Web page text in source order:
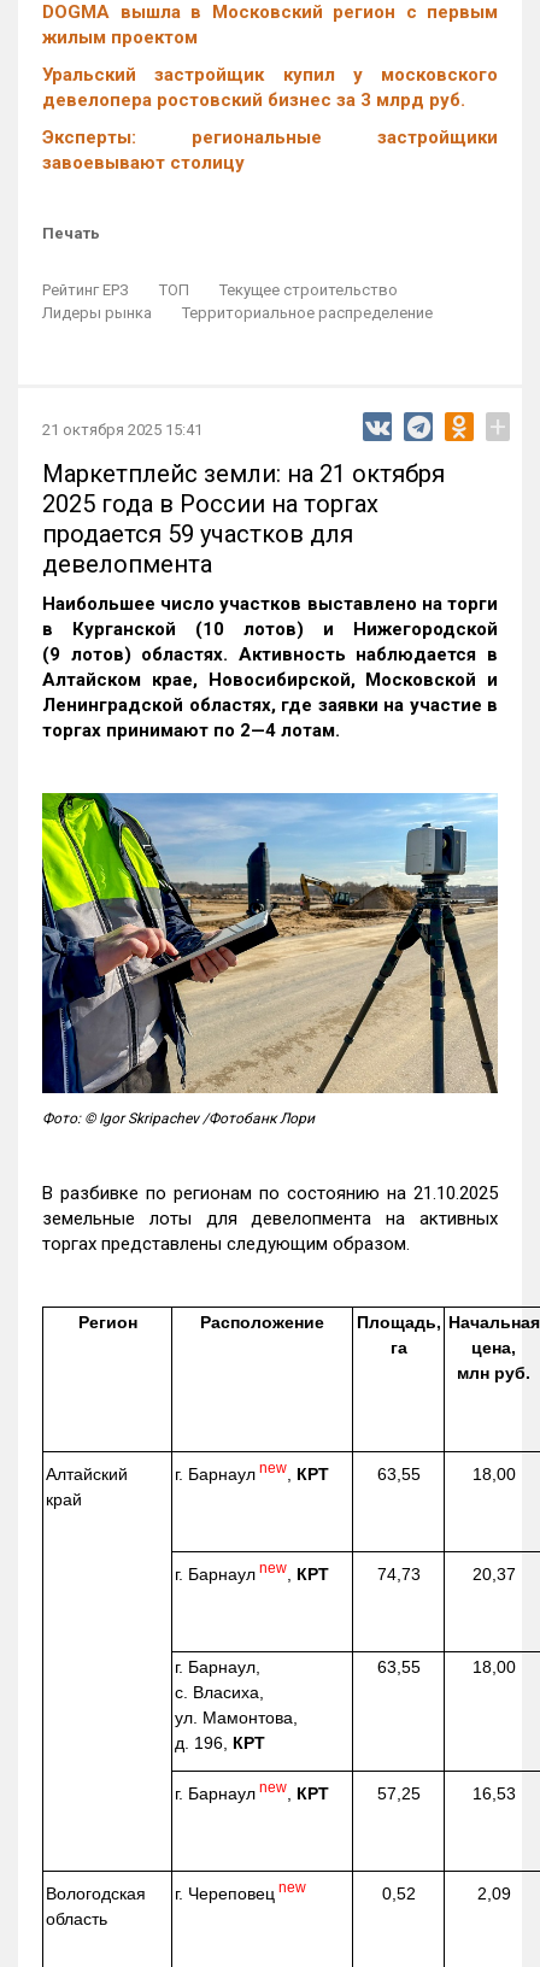
DOGMA вышла в Московский регион с первым
жилым проектом
Уральский застройщик купил у московского
девелопера ростовский бизнес за 3 млрд руб.
Эксперты: региональные застройщики
завоевывают столицу
Печать
Рейтинг ЕРЗ ТОП
Текущее строительство
Лидеры рынка
Территориальное распределение
21 октября 2025 15:41 +
Маркетплейс земли: на 21 октября
2025 года в России на торгах
продается 59 участков для
девелопмента
Наибольшее число участков выставлено на торги
в Курганской (10 лотов) и Нижегородской
(9 лотов) областях. Активность наблюдается в
Алтайском крае, Новосибирской, Московской и
Ленинградской областях, где заявки на участие в
торгах принимают по 2—4 лотам.
Фото: © Igor Skripachev /Фотобанк Лори
В разбивке по регионам по состоянию на 21.10.2025
земельные лоты для девелопмента на активных
торгах представлены следующим образом.
Регион Расположение
Площадь,
га
Начальная
цена,
млн руб.
Алтайский
край
г. Барнаул new КРТ 63,55 18,00
г. Барнаул new КРТ 74,73 20,37
г. Барнаул,
с. Власиха,
ул. Мамонтова,
д. 196, КРТ
63,55 18,00
г. Барнаул new КРТ 57,25 16,53
Вологодская
область
г. Череповец new 0,52 2,09